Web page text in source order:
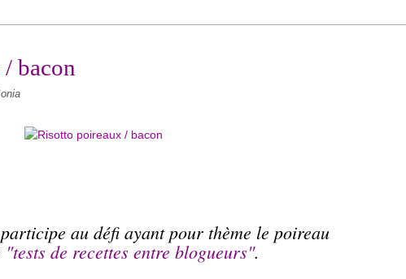
bacon
au défi ayant pour thème le poireau
"tests de recettes entre blogueurs".